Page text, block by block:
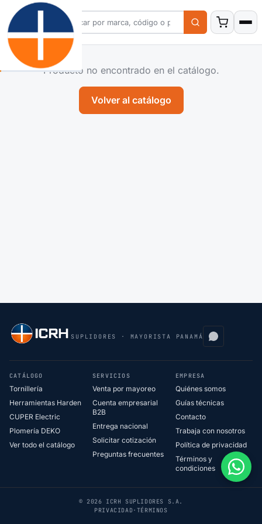
Producto no encontrado en el catálogo.
Volver al catálogo
SUPLIDORES · MAYORISTA PANAMÁ
CATÁLOGO
Tornillería
Herramientas Harden
CUPER Electric
Plomería DEKO
Ver todo el catálogo
SERVICIOS
Venta por mayoreo
Cuenta empresarial
B2B
Entrega nacional
Solicitar cotización
Preguntas frecuentes
EMPRESA
Quiénes somos
Guías técnicas
Contacto
Trabaja con nosotros
Política de privacidad
Términos y
condiciones
© 2026 ICRH SUPLIDORES S.A.
PRIVACIDAD · TÉRMINOS